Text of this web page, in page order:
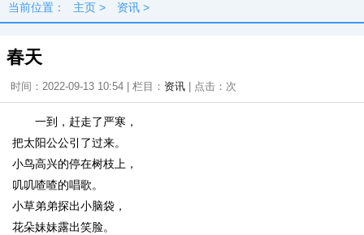
当前位置： 主页 > 资讯 >
春天
时间：2022-09-13 10:54 | 栏目： 资讯 | 点击： 次
一到，赶走了严寒，
把太阳公公引了过来。
小鸟高兴的停在树枝上，
叽叽喳喳的唱歌。
小草弟弟探出小脑袋，
花朵妹妹露出笑脸。